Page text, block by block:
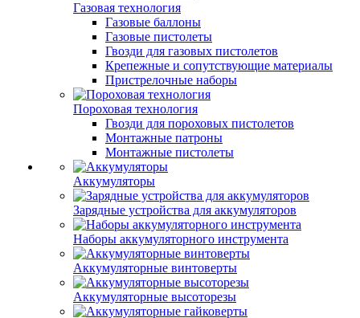
Газовая технология
Газовые баллоны
Газовые пистолеты
Гвозди для газовых пистолетов
Крепежные и сопутствующие материалы
Пристрелочные наборы
Пороховая технология
Гвозди для пороховых пистолетов
Монтажные патроны
Монтажные пистолеты
Аккумуляторы
Зарядные устройства для аккумуляторов
Наборы аккумуляторного инструмента
Аккумуляторные винтоверты
Аккумуляторные высоторезы